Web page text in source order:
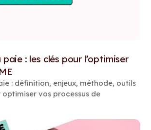
: les clés pour l’optimiser
: définition, enjeux, méthode, outils
vos processus de